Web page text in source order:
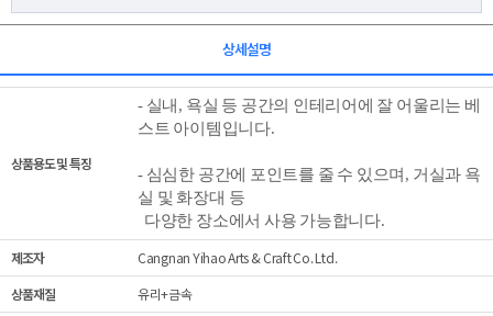
상세설명
상품용도 및 특징
- 실내, 욕실 등 공간의 인테리어에 잘 어울리는 베
스트 아이템입니다.
- 심심한 공간에 포인트를 줄 수 있으며, 거실과 욕
실 및 화장대 등
다양한 장소에서 사용 가능합니다.
제조자
Cangnan Yihao Arts & Craft Co. Ltd.
상품재질
유리+금속